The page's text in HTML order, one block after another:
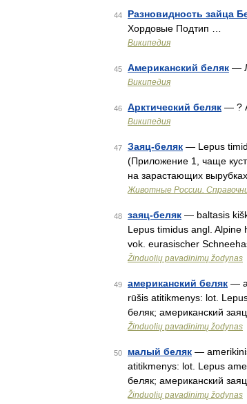
44 Разновидность зайца
Хордовые Подтип …
Википедия
45 Американский беляк —
Википедия
46 Арктический беляк — ?
Википедия
47 Заяц-беляк — Lepus
(Приложение 1, чаще
на зарастающих
Животные России.
48 заяц-беляк — baltasis
Lepus timidus angl.
vok. eurasischer
Žinduolių pavadinimų žodynas
49 американский беляк —
rūšis atitikmenys: lot.
беляк; американский
Žinduolių pavadinimų žodynas
50 малый беляк —
atitikmenys: lot. Lepus
беляк; американский
Žinduolių pavadinimų žodynas